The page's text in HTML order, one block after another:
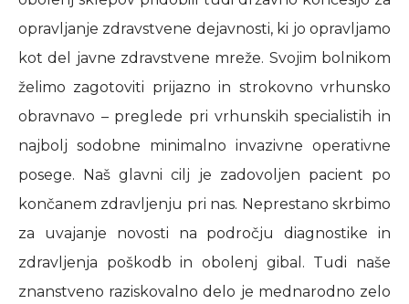
opravljanje zdravstvene dejavnosti, ki jo opravljamo
kot del javne zdravstvene mreže. Svojim bolnikom
želimo zagotoviti prijazno in strokovno vrhunsko
obravnavo – preglede pri vrhunskih specialistih in
najbolj sodobne minimalno invazivne operativne
posege. Naš glavni cilj je zadovoljen pacient po
končanem zdravljenju pri nas. Neprestano skrbimo
za uvajanje novosti na področju diagnostike in
zdravljenja poškodb in obolenj gibal. Tudi naše
znanstveno raziskovalno delo je mednarodno zelo